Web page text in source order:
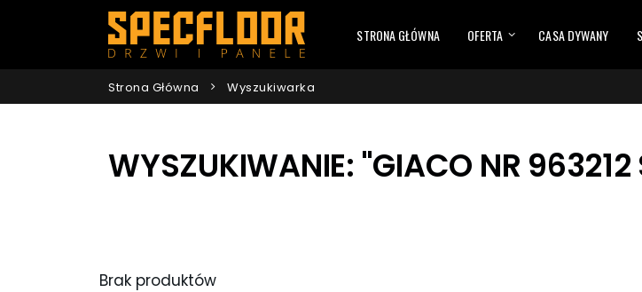
STRONA GŁÓWNA OFERTA CASA DYWANY
Strona Główna Wyszukiwarka
WYSZUKIWANIE: "GIACO NR
Brak produktów